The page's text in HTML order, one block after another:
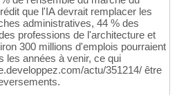
que l'IA devrait remplacer les
administratives, 44 % des
professions de l'architecture et
300 millions d'emplois pourraient
les années à venir, ce qui
actu/351214/ être